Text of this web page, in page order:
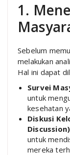
1.
Sebelum
melakukan
Hal ini dapat
Survei
untuk
kesehatan
Diskusi
Discussion)
untuk
mereka